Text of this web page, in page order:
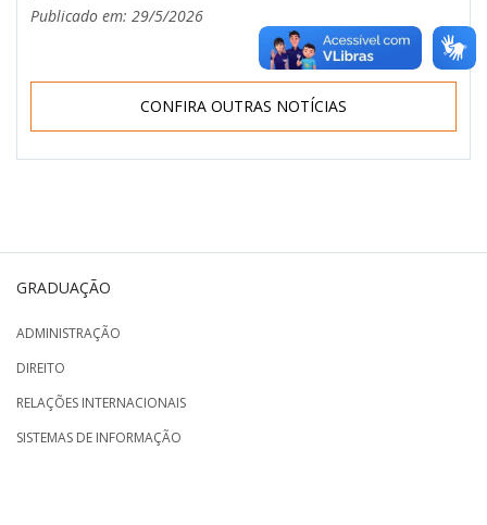
Publicado em: 29/5/2026
CONFIRA OUTRAS NOTÍCIAS
GRADUAÇÃO
ADMINISTRAÇÃO
DIREITO
RELAÇÕES INTERNACIONAIS
SISTEMAS DE INFORMAÇÃO